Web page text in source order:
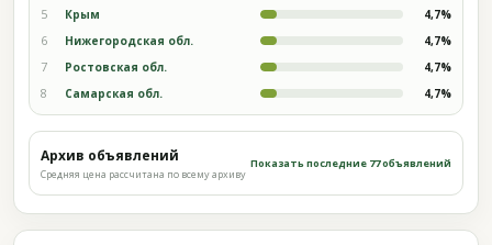
5 Крым 4,7%
6 Нижегородская обл. 4,7%
7 Ростовская обл. 4,7%
8 Самарская обл. 4,7%
Архив объявлений
Средняя цена рассчитана по всему архиву
Показать последние 77 объявлений